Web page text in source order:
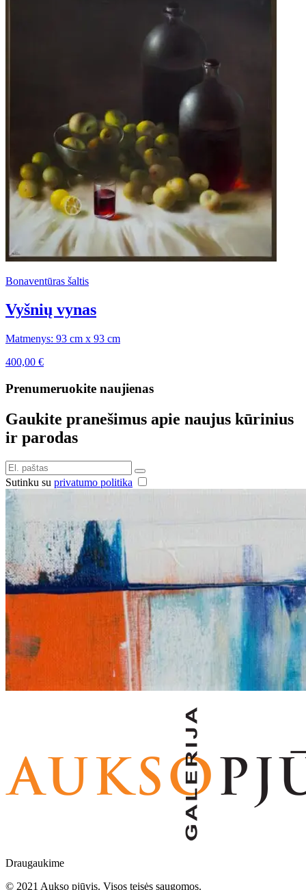
Bonaventūras šaltis
Vyšnių vynas
Matmenys: 93 cm x 93 cm
400,00 €
Prenumeruokite naujienas
Gaukite pranešimus apie naujus kūrinius
ir parodas
Sutinku su privatumo politika
Draugaukime
© 2021 Aukso pjūvis. Visos teisės saugomos.